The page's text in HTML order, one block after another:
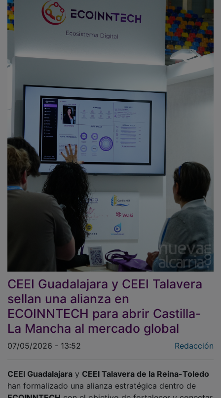
CEEI Guadalajara y CEEI Talavera
sellan una alianza en
ECOINNTECH para abrir Castilla-
La Mancha al mercado global
han formalizado una alianza estratégica dentro de
ECOINNTECHcon el objetivo de fortalecer y conectar